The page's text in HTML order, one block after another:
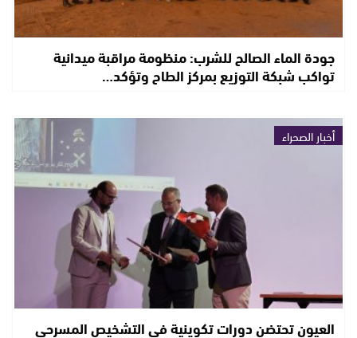
جودة الماء الصالح للشرب: منظومة مراقبة ميدانية
تواكب شبكة التوزيع بمركز الطاح وتؤكد…
أخبار الصحراء
العيون تحتضن دورات تكوينية في التشخيص المسرحي